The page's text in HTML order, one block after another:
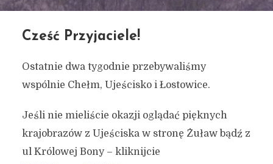
Cześć Przyjaciele!
Ostatnie dwa tygodnie przebywaliśmy
wspólnie Chełm, Ujeścisko i Łostowice.
Jeśli nie mieliście okazji oglądać pięknych
krajobrazów z Ujeściska w stronę Żuław bądź z
ul Królowej Bony – kliknijcie